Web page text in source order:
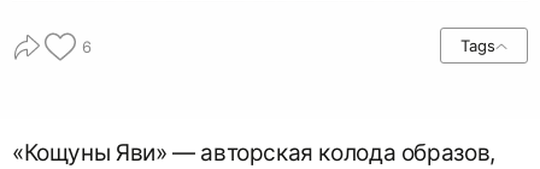
6 Tags
«Кощуны Яви» — авторская колода образов,